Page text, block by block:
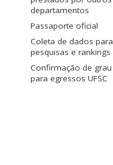
departamentos
Passaporte oficial
Coleta de dados para
pesquisas e rankings
Confirmação de grau
para egressos UFSC